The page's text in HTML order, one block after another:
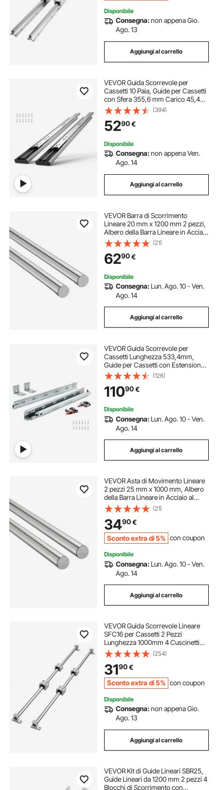
Disponibile
Consegna:non appena Gio.
Ago. 13
Aggiungi al carrello
VEVOR Guida Scorrevole per
Cassetti 10 Paia, Guide per Cassetti
con Sfera 355,6 mm Carico 45,4
kg, Guida Cassetto Estraibile
Laterale Estensione Completa
Ripiano dell'Armadio, Set di Guida
Cassetti
(394)
5290€
Disponibile
Consegna:non appena Ven.
Ago. 14
Aggiungi al carrello
VEVOR Barra di Scorrimento
Lineare 20 mm x 1200 mm 2 pezzi,
Albero della Barra Lineare in Acciaio
al Carbonio SFC20, Antiruggine,
Barra per Guide Lineari per
Macchina da Taglio, Fresatura
Perforazione
(21)
6290€
Disponibile
Consegna: Lun. Ago. 10 - Ven.
Ago. 14
Aggiungi al carrello
VEVOR Guida Scorrevole per
Cassetti Lunghezza 533,4mm,
Guide per Cassetti con Estensione
Carico max. 45,4kg, Guida
Cassetto Estraibile Laterale in
Acciaio al Carbonio, Set di Guida
Cassetti 10 Pezzi
(126)
11090€
Disponibile
Consegna: Lun. Ago. 10 - Ven.
Ago. 14
Aggiungi al carrello
VEVOR Asta di Movimento Lineare
2 pezzi 25 mm x 1000 mm, Albero
della Barra Lineare in Acciaio al
Carbonio SFC25, Asta per Guide
Lineari per Macchina da Taglio,
Rettifica, Fresatura Perforazione
(21)
3490€
Sconto extra di 5% con coupon
Disponibile
Consegna: Lun. Ago. 10 - Ven.
Ago. 14
Aggiungi al carrello
VEVOR Guida Scorrevole Lineare
SFC16 per Cassetti 2 Pezzi
Lunghezza 1000mm 4 Cuscinetti
SFC16, Binario di Guida 2 Pz per
Scorrimento per Cassetti Mobili in
Acciaio al Carbonio Carico Statico
1180N
(254)
3190€
Sconto extra di 5% con coupon
Disponibile
Consegna:non appena Gio.
Ago. 13
Aggiungi al carrello
VEVOR Kit di Guide Lineari SBR25,
Guide Lineari da 1200 mm 2 pezzi 4
Blocchi di Scorrimento con